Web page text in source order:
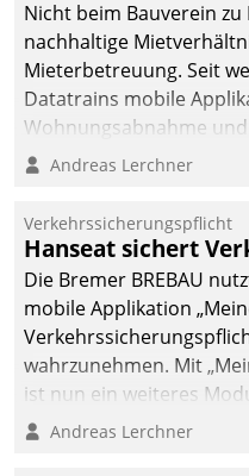
Nicht beim Bauverein
nachhaltige
Mieterbetreuung. Seit
Datatrains mobile
Wohnungsabnahme
Mieter wohlgeordnet
Andreas Lerchner
Verkehrssicherungspflicht
Hanseat sichert
Die Bremer BREBAU
mobile Applikation
wahrzunehmen. Mit
ist nun ein weiteres
Einsatz.
Andreas Lerchner